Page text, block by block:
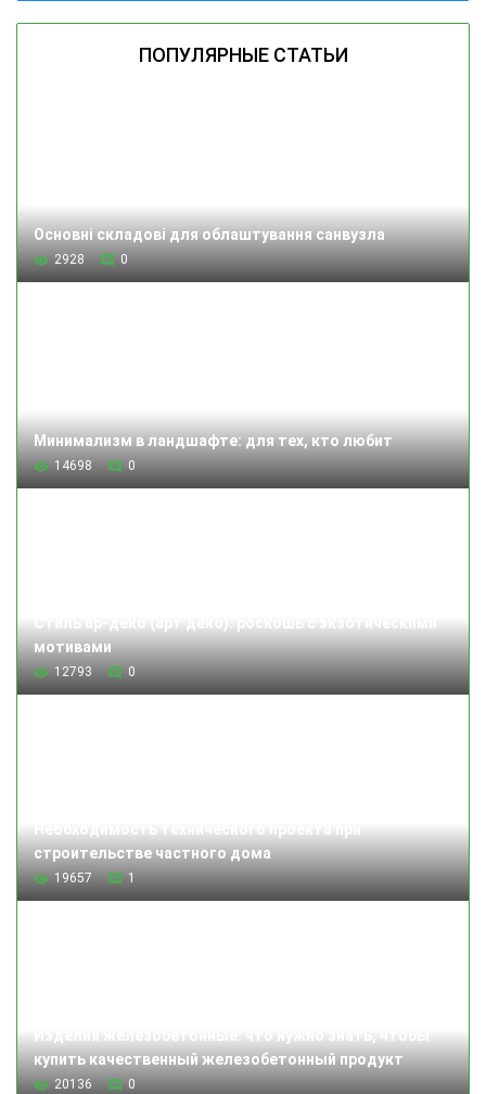
ПОПУЛЯРНЫЕ СТАТЬИ
Основні складові для облаштування санвузла
2928 0
Минимализм в ландшафте: для тех, кто любит
14698 0
мотивами
12793 0
строительстве частного дома
19657 1
купить качественный железобетонный продукт
20136 0